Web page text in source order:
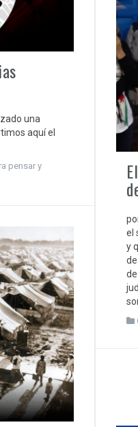
una
aquí el
pensar y
el
y